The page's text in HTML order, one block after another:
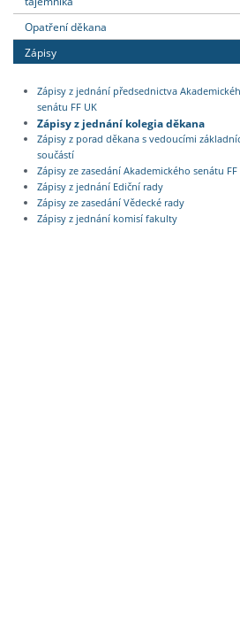
Opatření děkana
Zápisy
Zápisy z jednání předsednictva
senátu FF UK
Zápisy z jednání kolegia děkana
Zápisy z porad děkana s vedoucími
součástí
Zápisy ze zasedání Akademického senátu FF
Zápisy z jednání Ediční rady
Zápisy ze zasedání Vědecké rady
Zápisy z jednání komisí fakulty